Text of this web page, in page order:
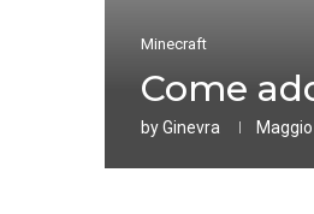
Minecraft
Come
byGinevra